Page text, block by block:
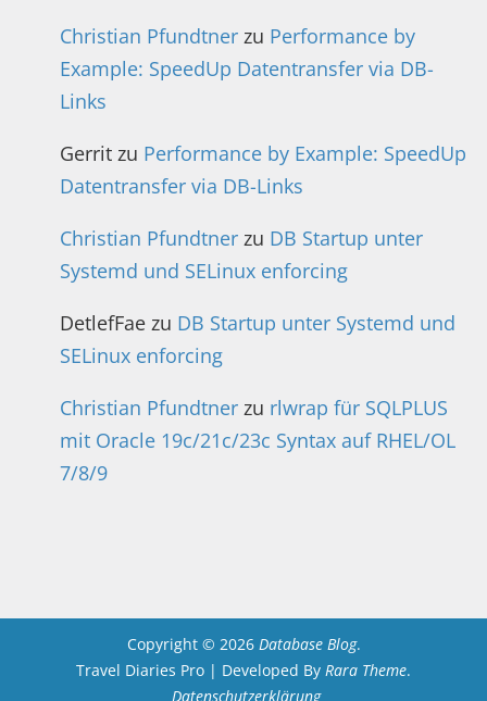
Christian Pfundtner zu Performance by
Example: SpeedUp Datentransfer via DB-
Links
Gerrit zu Performance by Example: SpeedUp
Datentransfer via DB-Links
Christian Pfundtner zu DB Startup unter
Systemd und SELinux enforcing
DetlefFae zu DB Startup unter Systemd und
SELinux enforcing
Christian Pfundtner zu rlwrap für SQLPLUS
mit Oracle 19c/21c/23c Syntax auf RHEL/OL
7/8/9
Copyright © 2026 Database Blog.
Travel Diaries Pro | Developed By Rara Theme.
Datenschutzerklärung